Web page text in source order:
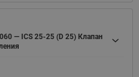
— ICS 25-25 (D 25) Клапан